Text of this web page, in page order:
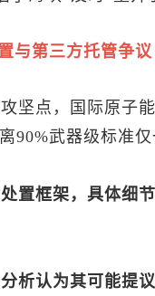
与第三方托管争议
坚点，国际原子
90%武器级标准
置框架，具体细
析认为其可能提